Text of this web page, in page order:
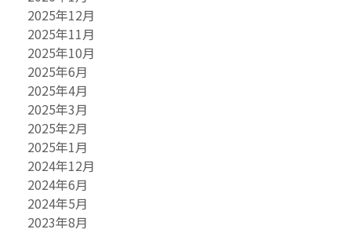
2025年12月
2025年11月
2025年10月
2025年6月
2025年4月
2025年3月
2025年2月
2025年1月
2024年12月
2024年6月
2024年5月
2023年8月